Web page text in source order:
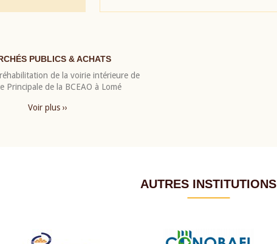
PUBLICS & ACHATS
de la voirie intérieure de
Principale de la BCEAO à Lomé
Voir plus ››
AUTRES INSTITUTIONS